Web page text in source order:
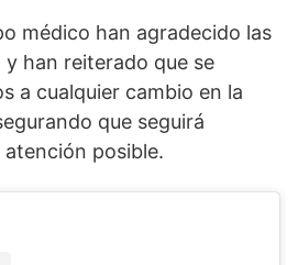
médico han agradecido las
han reiterado que se
a cualquier cambio en la
que seguirá
posible.